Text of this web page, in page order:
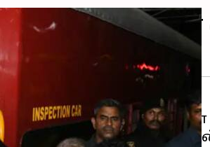
சென்றார்
நலத்திட்ட உதவிகளை
நேற்று தென்காசிக்கு